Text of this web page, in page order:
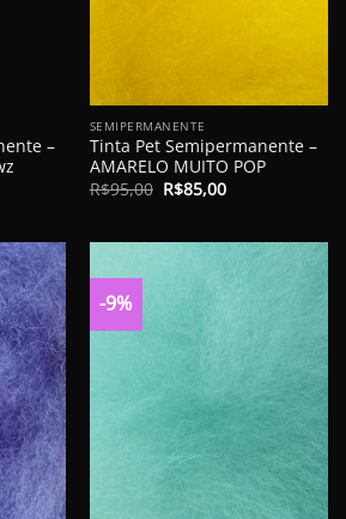
–
SEMIPERMANENTE
Tinta Pet Semipermanente –
AMARELO MUITO POP
R$95,00 O
preço
R$95,00.
R$85,00O
preço
R$85,00.
-9%